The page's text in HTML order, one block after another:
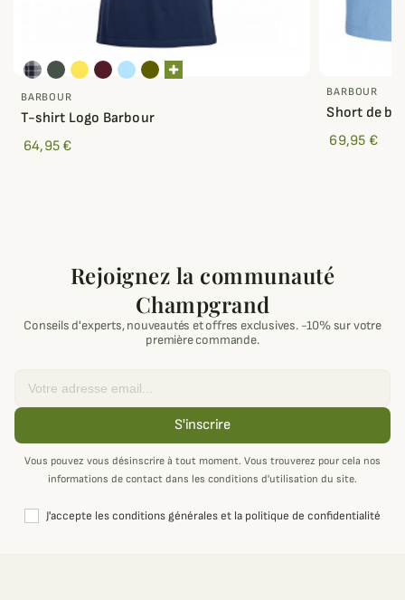
BARBOUR
T-shirt Logo Barbour
64,95 €
BARBOUR
Short de
69,95 €
Rejoignez la communauté
Champgrand
Conseils d'experts, nouveautés et offres exclusives. -10% sur votre
première commande.
S'inscrire
Vous pouvez vous désinscrire à tout moment. Vous trouverez pour cela nos
informations de contact dans les conditions d'utilisation du site.
J'accepte les conditions générales et la politique de confidentialité